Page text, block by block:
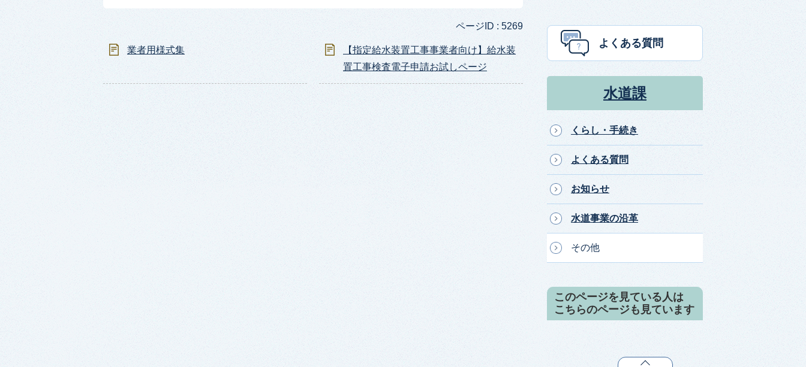
ページID : 5269
業者用様式集
【指定給水装置工事事業者向け】給水装
置工事検査電子申請お試しページ
ー
よくある質問
水道課
くらし・手続き
よくある質問
お知らせ
水道事業の沿革
その他
このページを見ている人は
こちらのページも見ています